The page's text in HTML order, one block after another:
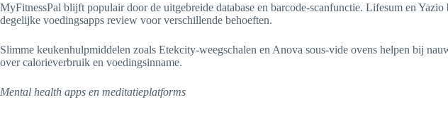
MyFitnessPal blijft populair door de uitgebreide database en barcode-scanfunctie. Lifesum en
degelijke voedingsapps review voor verschillende behoeften.
Slimme keukenhulpmiddelen zoals Etekcity-weegschalen en Anova sous-vide ovens helpen bij
over calorieverbruik en voedingsinname.
Mental health apps en meditatieplatforms